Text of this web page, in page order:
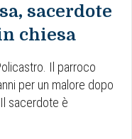
sacerdote
chiesa
Il parroco
per un malore dopo
sacerdote è